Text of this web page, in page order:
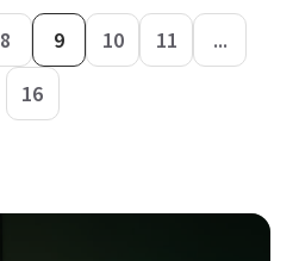
8 9 10 11
...
16